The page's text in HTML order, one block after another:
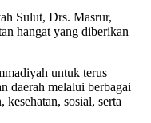
Sulut, Drs. Masrur,
hangat yang diberikan
untuk terus
daerah melalui berbagai
sosial, serta